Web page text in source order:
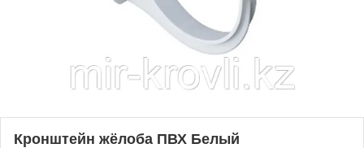
Кронштейн жёлоба ПВХ Белый